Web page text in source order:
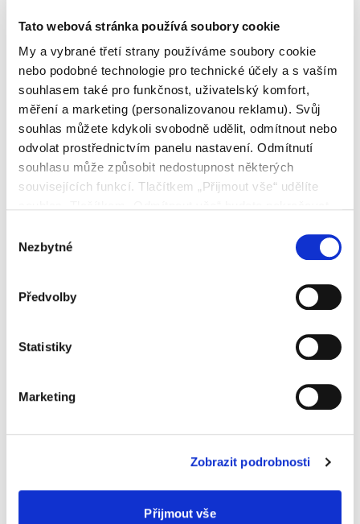
Tato webová stránka používá soubory cookie
My a vybrané třetí strany používáme soubory cookie
nebo podobné technologie pro technické účely a s vaším
souhlasem také pro funkčnost, uživatelský komfort,
měření a marketing (personalizovanou reklamu). Svůj
souhlas můžete kdykoli svobodně udělit, odmítnout nebo
odvolat prostřednictvím panelu nastavení. Odmítnutí
souhlasu může způsobit nedostupnost některých
souvisejících funkcí. Tlačítkem „Přijmout vše“ udělíte
používání souborů cookie.
souhlasu
Nezbytné
Předvolby
Statistiky
Marketing
Zobrazit podrobnosti
Přijmout vše
Příjmení*
Stát*